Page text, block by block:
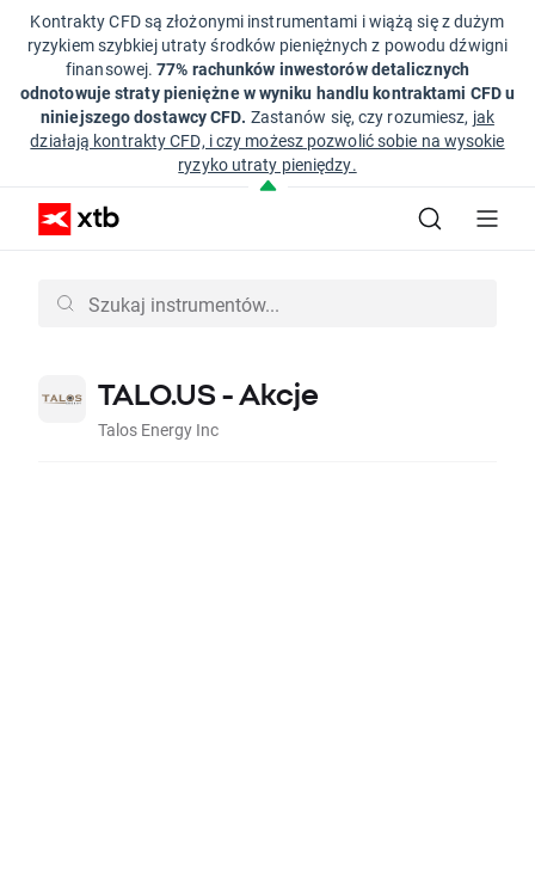
Kontrakty CFD są złożonymi instrumentami i wiążą się z dużym
ryzykiem szybkiej utraty środków pieniężnych z powodu dźwigni
finansowej.77% rachunków inwestorów detalicznych
odnotowuje straty pieniężne w wyniku handlu kontraktami CFD u
niniejszego dostawcy CFD. Zastanów się, czy rozumiesz, jak
działają kontrakty CFD, i czy możesz pozwolić sobie na wysokie
ryzyko utraty pieniędzy.
TALO.US - Akcje
Talos Energy Inc